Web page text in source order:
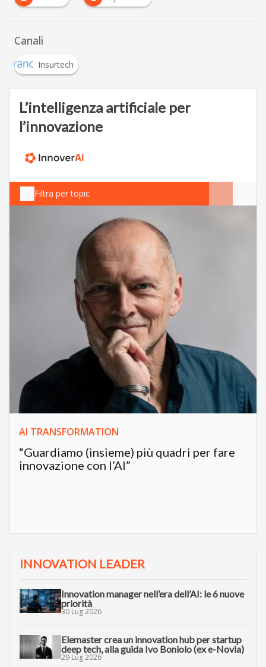
Canali
Insurtech
L’intelligenza artificiale per
l’innovazione
Filtra per topic
AI TRANSFORMATION
“Guardiamo (insieme) più quadri per fare
innovazione con l’AI”
INNOVATION LEADER
Innovation manager nell’era dell’AI: le 6 nuove
priorità
30 Lug 2026
Elemaster crea un innovation hub per startup
deep tech, alla guida Ivo Boniolo (ex e-Novia)
29 Lug 2026